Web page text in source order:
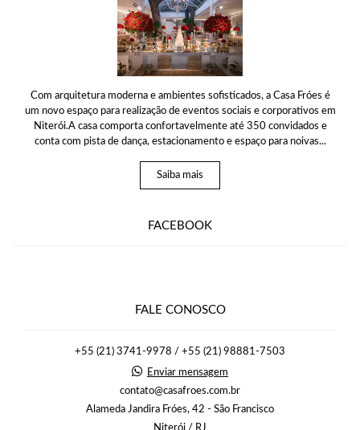
Com arquitetura moderna e ambientes sofisticados, a Casa Fróes é
um novo espaço para realização de eventos sociais e corporativos em
Niterói.A casa comporta confortavelmente até 350 convidados e
conta com pista de dança, estacionamento e espaço para noivas...
Saiba mais
FACEBOOK
FALE CONOSCO
+55 (21) 3741-9978 / +55 (21) 98881-7503
Enviar mensagem
contato@casafroes.com.br
Alameda Jandira Fróes, 42 - São Francisco